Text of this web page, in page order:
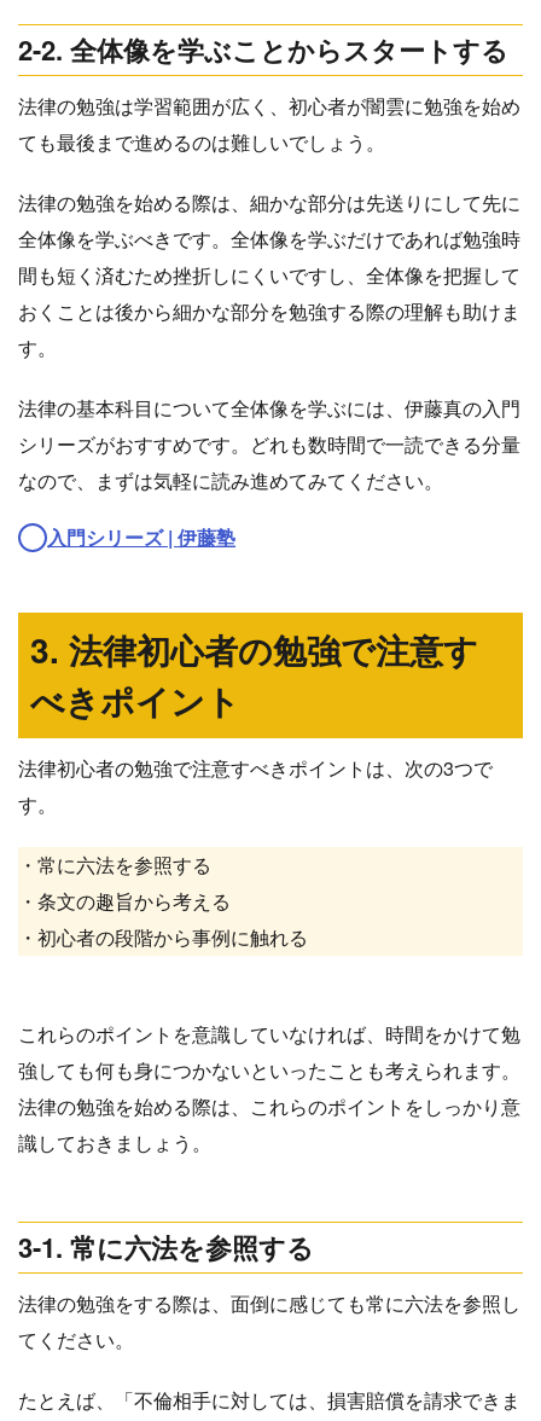
2-2. 全体像を学ぶことからスタートする
法律の勉強は学習範囲が広く、初心者が闇雲に勉強を始め
ても最後まで進めるのは難しいでしょう。
法律の勉強を始める際は、細かな部分は先送りにして先に
全体像を学ぶべきです。全体像を学ぶだけであれば勉強時
間も短く済むため挫折しにくいですし、全体像を把握して
おくことは後から細かな部分を勉強する際の理解も助けま
す。
法律の基本科目について全体像を学ぶには、伊藤真の入門
シリーズがおすすめです。どれも数時間で一読できる分量
なので、まずは気軽に読み進めてみてください。
入門シリーズ | 伊藤塾
3. 法律初心者の勉強で注意す
べきポイント
法律初心者の勉強で注意すべきポイントは、次の3つで
す。
・常に六法を参照する
・条文の趣旨から考える
・初心者の段階から事例に触れる
これらのポイントを意識していなければ、時間をかけて勉
強しても何も身につかないといったことも考えられます。
法律の勉強を始める際は、これらのポイントをしっかり意
識しておきましょう。
3-1. 常に六法を参照する
法律の勉強をする際は、面倒に感じても常に六法を参照し
てください。
たとえば、「不倫相手に対しては、損害賠償を請求できま